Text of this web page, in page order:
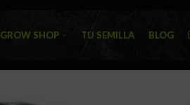
GROW SHOP TU SEMILLA BLOG